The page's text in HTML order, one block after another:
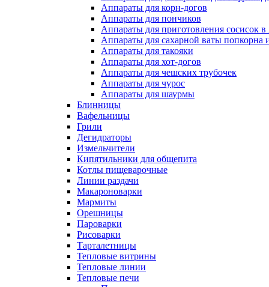
Аппараты для корн-догов
Аппараты для пончиков
Аппараты для приготовления сосисок в
Аппараты для сахарной ваты попкорна
Аппараты для такояки
Аппараты для хот-догов
Аппараты для чешских трубочек
Аппараты для чурос
Аппараты для шаурмы
Блинницы
Вафельницы
Грили
Дегидраторы
Измельчители
Кипятильники для общепита
Котлы пищеварочные
Линии раздачи
Макароноварки
Мармиты
Орешницы
Пароварки
Рисоварки
Тарталетницы
Тепловые витрины
Тепловые линии
Тепловые печи